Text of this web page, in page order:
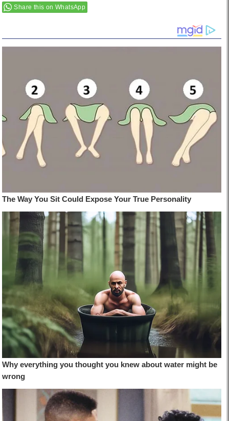
Share this on WhatsApp